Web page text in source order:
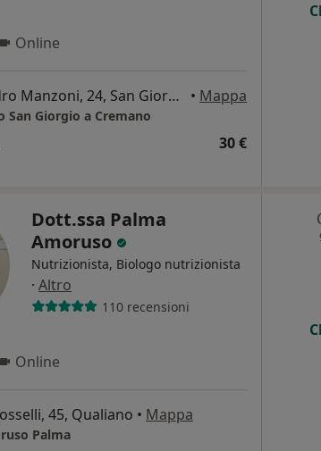
Online
Via Alessandro Manzoni, 24, San Giorgio a Cremano • Mappa
San Giorgio a Cremano
30 €
Dott.ssa Palma
Amoruso
Nutrizionista, Biologo nutrizionista
· Altro
110 recensioni
Online
45, Qualiano • Mappa
Palma